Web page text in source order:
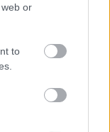
or
to
si sám